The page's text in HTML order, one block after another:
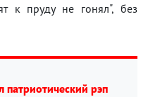
к пруду не гонял", без
патриотический рэп